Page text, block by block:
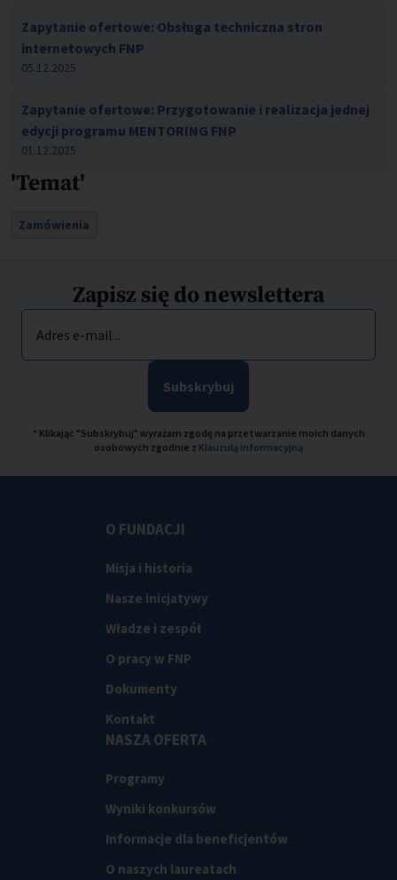
Zapytanie ofertowe: Obsługa techniczna stron
internetowych FNP
05.12.2025
Zapytanie ofertowe: Przygotowanie i realizacja jednej
edycji programu MENTORING FNP
01.12.2025
'Temat'
Zamówienia
Zapisz się do newslettera
Adres e-mail...
Subskrybuj
* Klikając "Subskrybuj" wyrażam zgodę na przetwarzanie moich danych
osobowych zgodnie z Klauzulą informacyjną
O FUNDACJI
Misja i historia
Nasze inicjatywy
Władze i zespół
O pracy w FNP
Dokumenty
Kontakt
NASZA OFERTA
Programy
Wyniki konkursów
Informacje dla beneficjentów
O naszych laureatach